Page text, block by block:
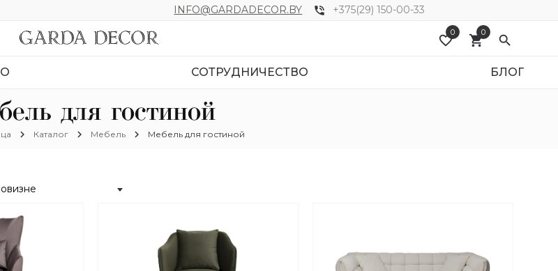
INFO@GARDADECOR.BY phone_in_talk +375(29) 150-00-33
favorite_border
0 0
shopping_cart search
СОТРУДНИЧЕСТВО БЛОГ
для гостиной
chevron_right Каталог chevron_right Мебель chevron_right Мебель для гостиной